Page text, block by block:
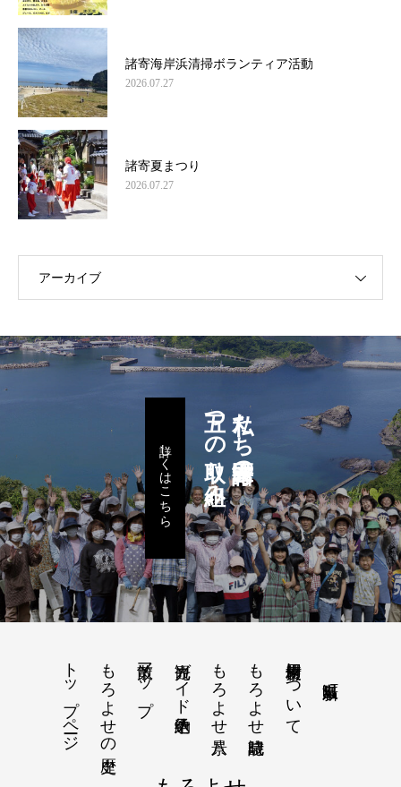
諸寄海岸浜清掃ボランティア活動
2026.07.27
諸寄夏まつり
2026.07.27
アーカイブ
私たち諸寄区民の
五つの取り組み
詳しくはこちら
素材使用について
もろよせ歳時記
もろよせ八景
観光ガイド予約申込
散策マップ
もろよせの歴史
トップページ